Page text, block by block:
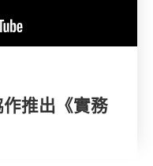
推出《實務